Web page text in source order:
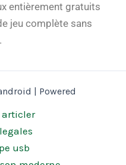
entièrement gratuits
jeu complète sans
| Powered
articler
usb